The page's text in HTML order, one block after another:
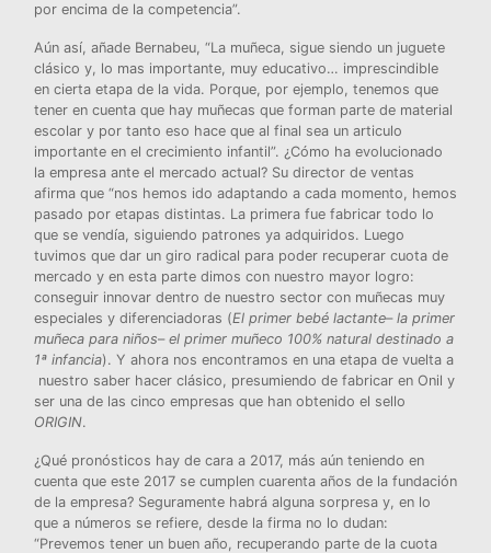
por encima de la competencia”.
Aún así, añade Bernabeu, “La muñeca, sigue siendo un juguete
clásico y, lo mas importante, muy educativo… imprescindible
en cierta etapa de la vida. Porque, por ejemplo, tenemos que
tener en cuenta que hay muñecas que forman parte de material
escolar y por tanto eso hace que al final sea un articulo
importante en el crecimiento infantil”. ¿Cómo ha evolucionado
la empresa ante el mercado actual? Su director de ventas
afirma que “nos hemos ido adaptando a cada momento, hemos
pasado por etapas distintas. La primera fue fabricar todo lo
que se vendía, siguiendo patrones ya adquiridos. Luego
tuvimos que dar un giro radical para poder recuperar cuota de
mercado y en esta parte dimos con nuestro mayor logro:
conseguir innovar dentro de nuestro sector con muñecas muy
especiales y diferenciadoras (El primer bebé lactante– la primer
muñeca para niños– el primer muñeco 100% natural destinado a
1ª infancia). Y ahora nos encontramos en una etapa de vuelta a
nuestro saber hacer clásico, presumiendo de fabricar en Onil y
ser una de las cinco empresas que han obtenido el sello
ORIGIN.
¿Qué pronósticos hay de cara a 2017, más aún teniendo en
cuenta que este 2017 se cumplen cuarenta años de la fundación
de la empresa? Seguramente habrá alguna sorpresa y, en lo
que a números se refiere, desde la firma no lo dudan:
“Prevemos tener un buen año, recuperando parte de la cuota